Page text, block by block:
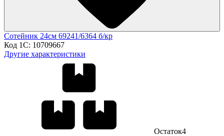
Сотейник 24см 69241/6364 б/кр
Код 1С: 10709667
Другие характеристики
Остаток4